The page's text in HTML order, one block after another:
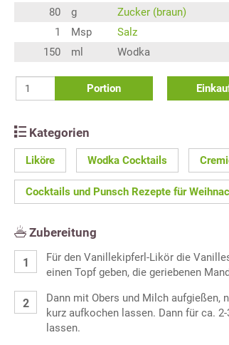
80
g
Zucker (braun)
1
Msp
Salz
150
ml Wodka
Portion
Kategorien
Liköre Wodka Cocktails
Cocktails und Punsch Rezepte für
Zubereitung
Für den Vanillekipferl-Likör die
einen Topf geben, die geriebenen
Dann mit Obers und Milch aufgießen,
kurz aufkochen lassen. Dann für ca.
lassen.